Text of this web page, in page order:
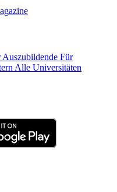
Auszubildende Für
Alle Universitäten